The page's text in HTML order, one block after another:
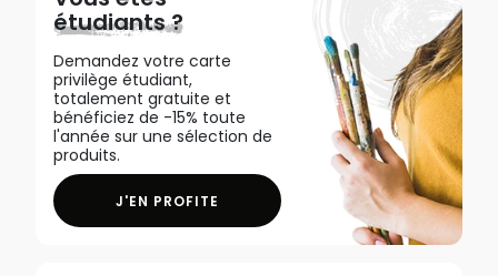
étudiants ?
Demandez votre carte
privilège étudiant,
totalement gratuite et
bénéficiez de -15% toute
l'année sur une sélection de
produits.
J'EN PROFITE